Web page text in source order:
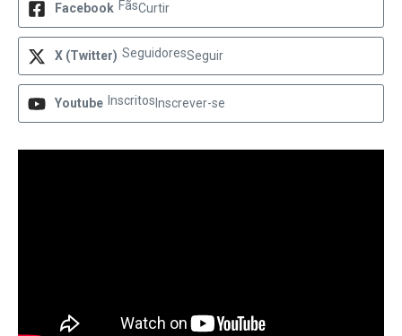
Facebook FãsCurtir
X (Twitter) SeguidoresSeguir
Youtube Inscritos Inscrever-se